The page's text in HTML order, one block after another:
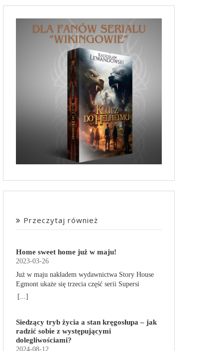
Przeczytaj również
Home sweet home już w maju!
2023-03-26
Już w maju nakładem wydawnictwa Story House
Egmont ukaże się trzecia część serii Supersi
scenarzysty Frederic Maupome. Ten tom nosi tytuł
obdarzone supermocami i wspomagane przez
robota o imieniu Al. Są rozdarte między chęcią
prowadzenia normalnego życia wśród ludzi a
[...]
Siedzący tryb życia a stan kręgosłupa – jak
radzić sobie z występującymi
dolegliwościami?
2024-08-12